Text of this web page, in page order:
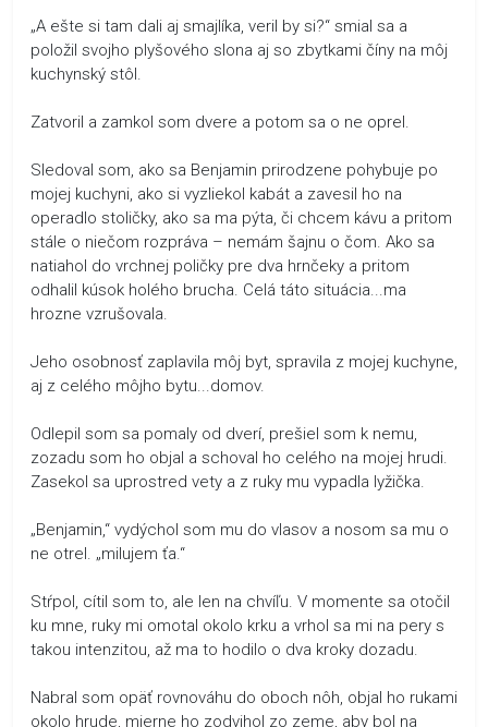
„A ešte si tam dali aj smajlíka, veril by si?“ smial sa a
položil svojho plyšového slona aj so zbytkami číny na môj
kuchynský stôl.
Zatvoril a zamkol som dvere a potom sa o ne oprel.
Sledoval som, ako sa Benjamin prirodzene pohybuje po
mojej kuchyni, ako si vyzliekol kabát a zavesil ho na
operadlo stoličky, ako sa ma pýta, či chcem kávu a pritom
stále o niečom rozpráva – nemám šajnu o čom. Ako sa
natiahol do vrchnej poličky pre dva hrnčeky a pritom
odhalil kúsok holého brucha. Celá táto situácia...ma
hrozne vzrušovala.
Jeho osobnosť zaplavila môj byt, spravila z mojej kuchyne,
aj z celého môjho bytu...domov.
Odlepil som sa pomaly od dverí, prešiel som k nemu,
zozadu som ho objal a schoval ho celého na mojej hrudi.
Zasekol sa uprostred vety a z ruky mu vypadla lyžička.
„Benjamin,“ vydýchol som mu do vlasov a nosom sa mu o
ne otrel. „milujem ťa.“
Stŕpol, cítil som to, ale len na chvíľu. V momente sa otočil
ku mne, ruky mi omotal okolo krku a vrhol sa mi na pery s
takou intenzitou, až ma to hodilo o dva kroky dozadu.
Nabral som opäť rovnováhu do oboch nôh, objal ho rukami
okolo hrude, mierne ho zodvihol zo zeme, aby bol na